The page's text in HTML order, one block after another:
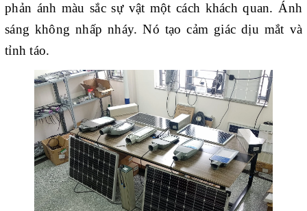
phản ánh màu sắc sự vật một cách khách quan. Ánh
sáng không nhấp nháy. Nó tạo cảm giác dịu mắt và
tỉnh táo.